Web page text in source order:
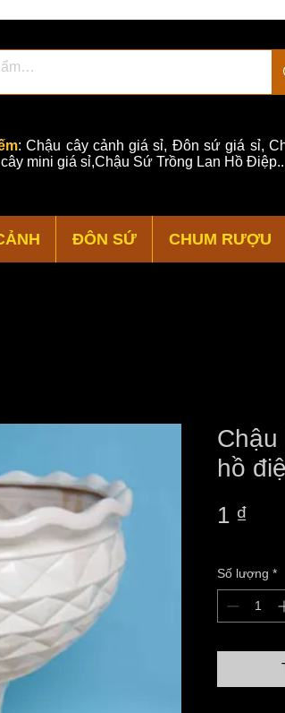
Chậu
hồ
1 ₫
Số lượng *
:Chậu cây cảnh giá sỉ, Đôn sứ giá sỉ,
mini giá sỉ,Chậu Sứ Trồng Lan Hồ
ĐÔN SỨ CHUM RƯỢU